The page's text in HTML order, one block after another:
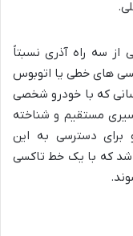
مهرآباد جنوبی از سه راه آذری نسبتاً
های خطی یا اتوبوس
که با خودرو شخصی
مستقیم و شناخته
برای دسترسی به این
باشد که با یک خط تاکسی